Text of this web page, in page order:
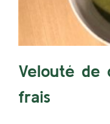
Velouté de
frais